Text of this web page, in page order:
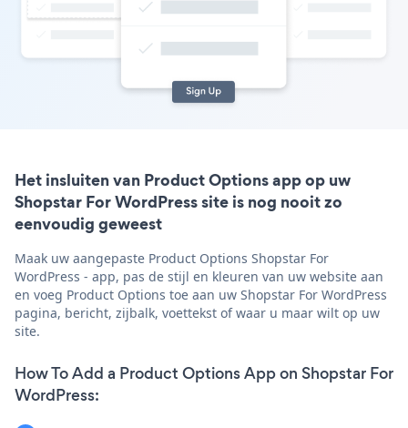
Het insluiten van Product Options app op uw
Shopstar For WordPress site is nog nooit zo
eenvoudig geweest
Maak uw aangepaste Product Options Shopstar For
WordPress - app, pas de stijl en kleuren van uw website aan
en voeg Product Options toe aan uw Shopstar For WordPress
pagina, bericht, zijbalk, voettekst of waar u maar wilt op uw
site.
How To Add a Product Options App on Shopstar For
WordPress: